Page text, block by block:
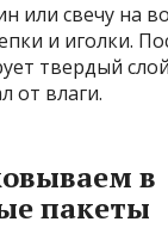
или свечу на
и иголки.
твердый
от влаги.
в
пакеты